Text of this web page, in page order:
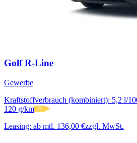
Golf R-Line
Gewerbe
Kraftstoffverbrauch (kombiniert): 5,2 l/
120 g/km D
Leasing: ab mtl. 136,00 €zzgl. MwSt.